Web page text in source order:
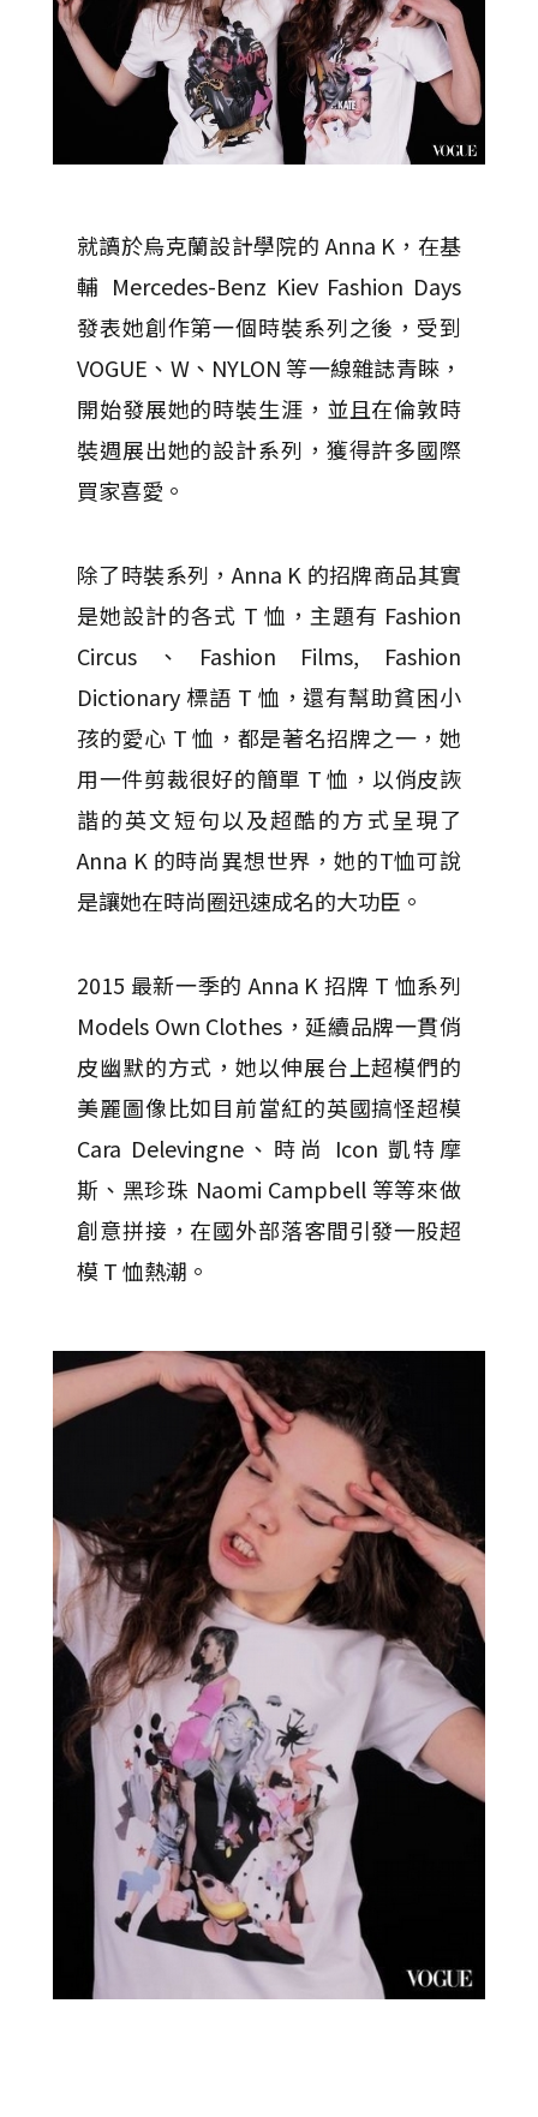
就讀於烏克蘭設計學院的 Anna K，在基
輔 Mercedes-Benz Kiev Fashion Days
發表她創作第一個時裝系列之後，受到
VOGUE、W、NYLON 等一線雜誌青睞，
開始發展她的時裝生涯，並且在倫敦時
裝週展出她的設計系列，獲得許多國際
買家喜愛。
除了時裝系列，Anna K 的招牌商品其實
是她設計的各式 T 恤，主題有 Fashion
Circus、Fashion Films, Fashion
Dictionary 標語 T 恤，還有幫助貧困小
孩的愛心 T 恤，都是著名招牌之一，她
用一件剪裁很好的簡單 T 恤，以俏皮詼
諧的英文短句以及超酷的方式呈現了
Anna K 的時尚異想世界，她的T恤可說
是讓她在時尚圈迅速成名的大功臣。
2015 最新一季的 Anna K 招牌 T 恤系列
Models Own Clothes，延續品牌一貫俏
皮幽默的方式，她以伸展台上超模們的
美麗圖像比如目前當紅的英國搞怪超模
Cara Delevingne、時尚 Icon 凱特摩
斯、黑珍珠 Naomi Campbell 等等來做
創意拼接，在國外部落客間引發一股超
模 T 恤熱潮。